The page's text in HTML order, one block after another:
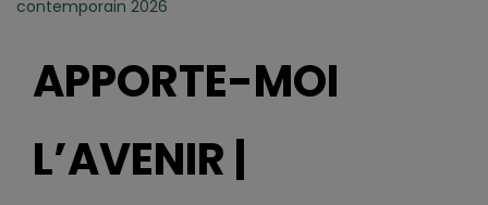
contemporain 2026
APPORTE-MOI
L’AVENIR |